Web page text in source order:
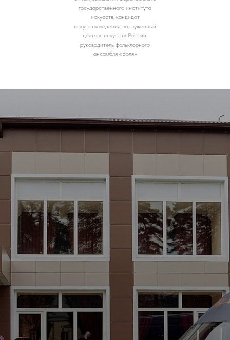
государственного института
искусств, кандидат
искусствоведения, заслуженный
деятель искусств России,
руководитель фольклорного
ансамбля «Воля»